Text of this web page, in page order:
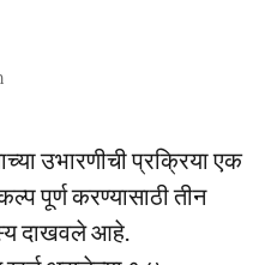
उभारणीची प्रक्रिया एक
पूर्ण करण्यासाठी तीन
दाखवले आहे.